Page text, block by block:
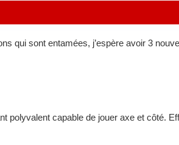
qui sont entamées, j’espère avoir 3
polyvalent capable de jouer axe et côté.